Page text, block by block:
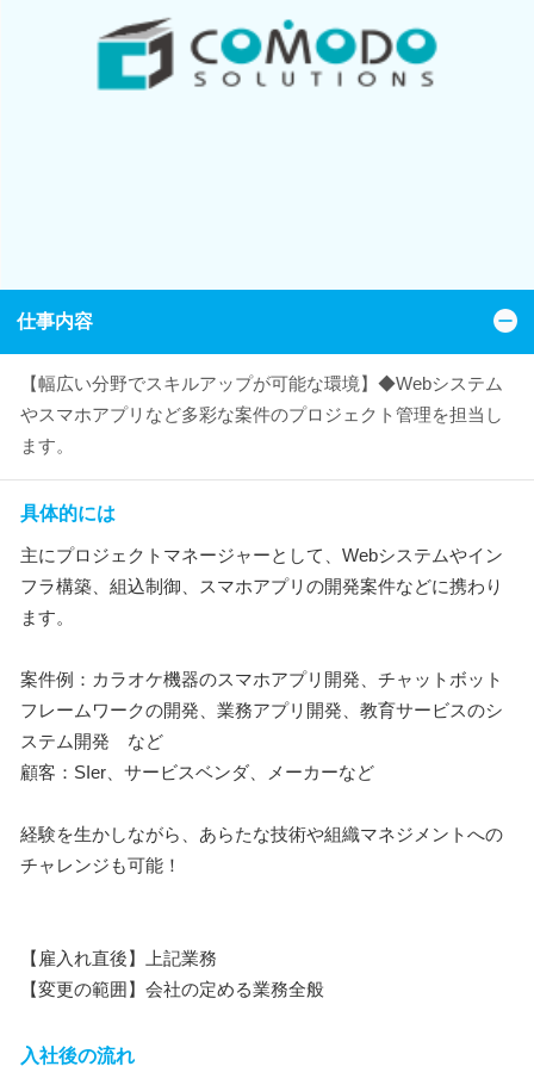
仕事内容
【幅広い分野でスキルアップが可能な環境】◆Webシステム
やスマホアプリなど多彩な案件のプロジェクト管理を担当し
ます。
具体的には
主にプロジェクトマネージャーとして、Webシステムやイン
フラ構築、組込制御、スマホアプリの開発案件などに携わり
ます。
案件例：カラオケ機器のスマホアプリ開発、チャットボット
フレームワークの開発、業務アプリ開発、教育サービスのシ
ステム開発 など
顧客：SIer、サービスベンダ、メーカーなど
経験を生かしながら、あらたな技術や組織マネジメントへの
チャレンジも可能！
【雇入れ直後】上記業務
【変更の範囲】会社の定める業務全般
入社後の流れ